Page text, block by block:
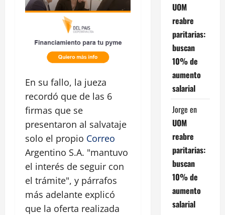
En su fallo, la jueza
recordó que de las 6
firmas que se
presentaron al salvataje
solo el propio Correo
Argentino S.A. "mantuvo
el interés de seguir con
el trámite", y párrafos
más adelante explicó
que la oferta realizada
UOM
reabre
paritarias:
buscan
10% de
aumento
salarial
Jorge en
UOM
reabre
paritarias:
buscan
10% de
aumento
salarial